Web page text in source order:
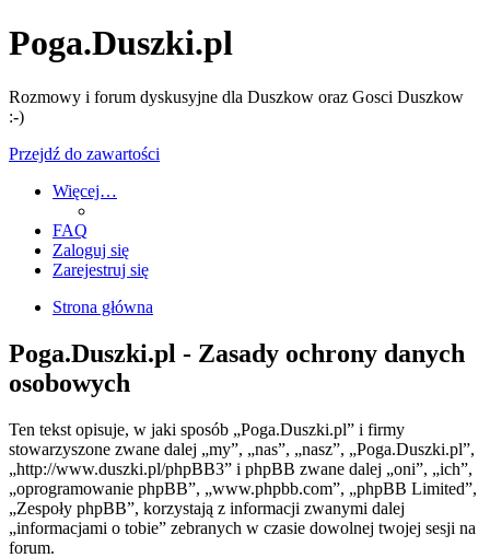
Poga.Duszki.pl
Rozmowy i forum dyskusyjne dla Duszkow oraz Gosci Duszkow
:-)
Przejdź do zawartości
Więcej…
FAQ
Zaloguj się
Zarejestruj się
Strona główna
Poga.Duszki.pl - Zasady ochrony danych
osobowych
Ten tekst opisuje, w jaki sposób „Poga.Duszki.pl” i firmy
stowarzyszone zwane dalej „my”, „nas”, „nasz”, „Poga.Duszki.pl”,
„http://www.duszki.pl/phpBB3” i phpBB zwane dalej „oni”, „ich”,
„oprogramowanie phpBB”, „www.phpbb.com”, „phpBB Limited”,
„Zespoły phpBB”, korzystają z informacji zwanymi dalej
„informacjami o tobie” zebranych w czasie dowolnej twojej sesji na
forum.